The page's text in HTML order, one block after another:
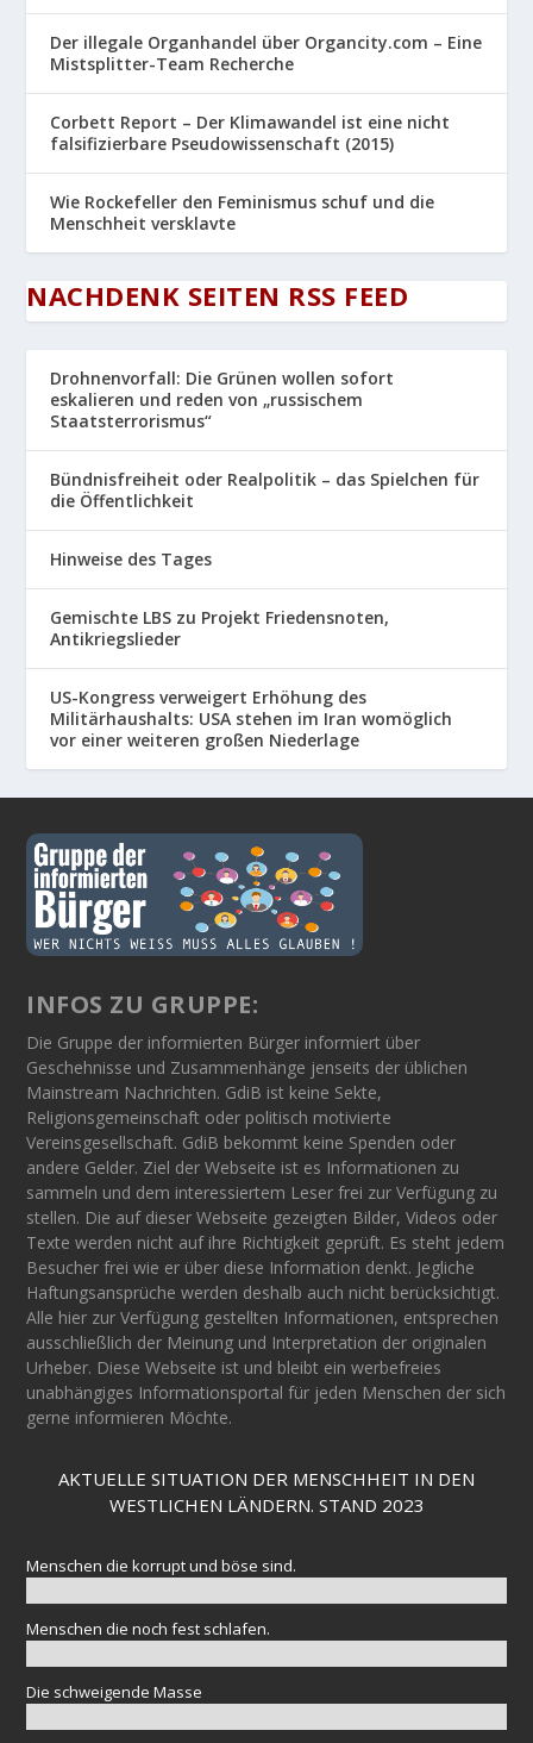
Der illegale Organhandel über Organcity.com – Eine
Mistsplitter-Team Recherche
Corbett Report – Der Klimawandel ist eine nicht
falsifizierbare Pseudowissenschaft (2015)
Wie Rockefeller den Feminismus schuf und die
Menschheit versklavte
NACHDENK SEITEN RSS FEED
Drohnenvorfall: Die Grünen wollen sofort
eskalieren und reden von „russischem
Staatsterrorismus“
Bündnisfreiheit oder Realpolitik – das Spielchen für
die Öffentlichkeit
Hinweise des Tages
Gemischte LBS zu Projekt Friedensnoten,
Antikriegslieder
US-Kongress verweigert Erhöhung des
Militärhaushalts: USA stehen im Iran womöglich
vor einer weiteren großen Niederlage
INFOS ZU GRUPPE:
Die Gruppe der informierten Bürger informiert über
Geschehnisse und Zusammenhänge jenseits der üblichen
Mainstream Nachrichten. GdiB ist keine Sekte,
Religionsgemeinschaft oder politisch motivierte
Vereinsgesellschaft. GdiB bekommt keine Spenden oder
andere Gelder. Ziel der Webseite ist es Informationen zu
sammeln und dem interessiertem Leser frei zur Verfügung zu
stellen. Die auf dieser Webseite gezeigten Bilder, Videos oder
Texte werden nicht auf ihre Richtigkeit geprüft. Es steht jedem
Besucher frei wie er über diese Information denkt. Jegliche
Haftungsansprüche werden deshalb auch nicht berücksichtigt.
Alle hier zur Verfügung gestellten Informationen, entsprechen
ausschließlich der Meinung und Interpretation der originalen
Urheber. Diese Webseite ist und bleibt ein werbefreies
unabhängiges Informationsportal für jeden Menschen der sich
gerne informieren Möchte.
AKTUELLE SITUATION DER MENSCHHEIT IN DEN
WESTLICHEN LÄNDERN. STAND 2023
Menschen die korrupt und böse sind.
Menschen die noch fest schlafen.
Die schweigende Masse